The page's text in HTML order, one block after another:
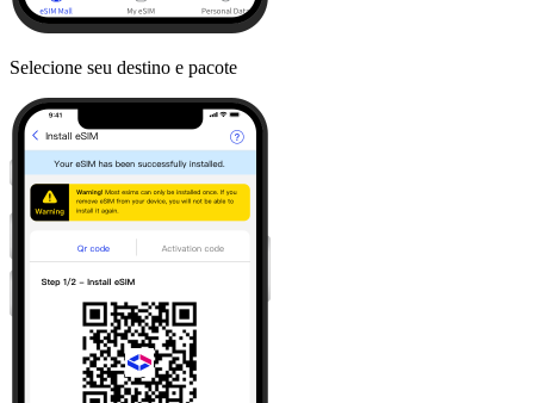
Selecione seu destino e pacote